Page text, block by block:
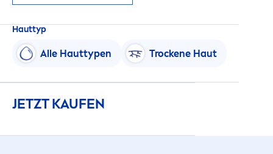
Hauttyp
Alle Hauttypen Trockene Haut
JETZT KAUFEN